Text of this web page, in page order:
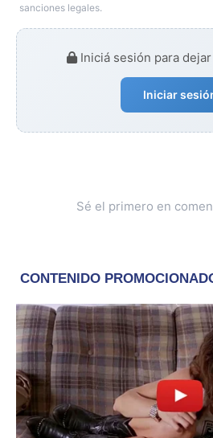
sanciones legales.
Iniciá sesión para
Iniciar
Sé el primero en